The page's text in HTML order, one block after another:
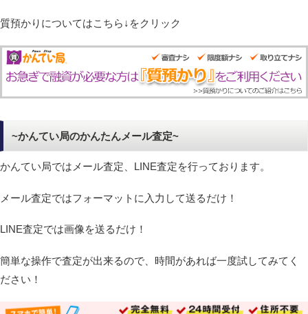
質預かりについてはこちら↓をクリック
~かんてい局のかんたんメール査定~
かんてい局ではメール査定、LINE査定を行っております。
メール査定ではフォーマットに入力して送るだけ！
LINE査定では画像を送るだけ！
簡単な操作で査定が出来るので、時間があれば一度試してみてく
ださい！